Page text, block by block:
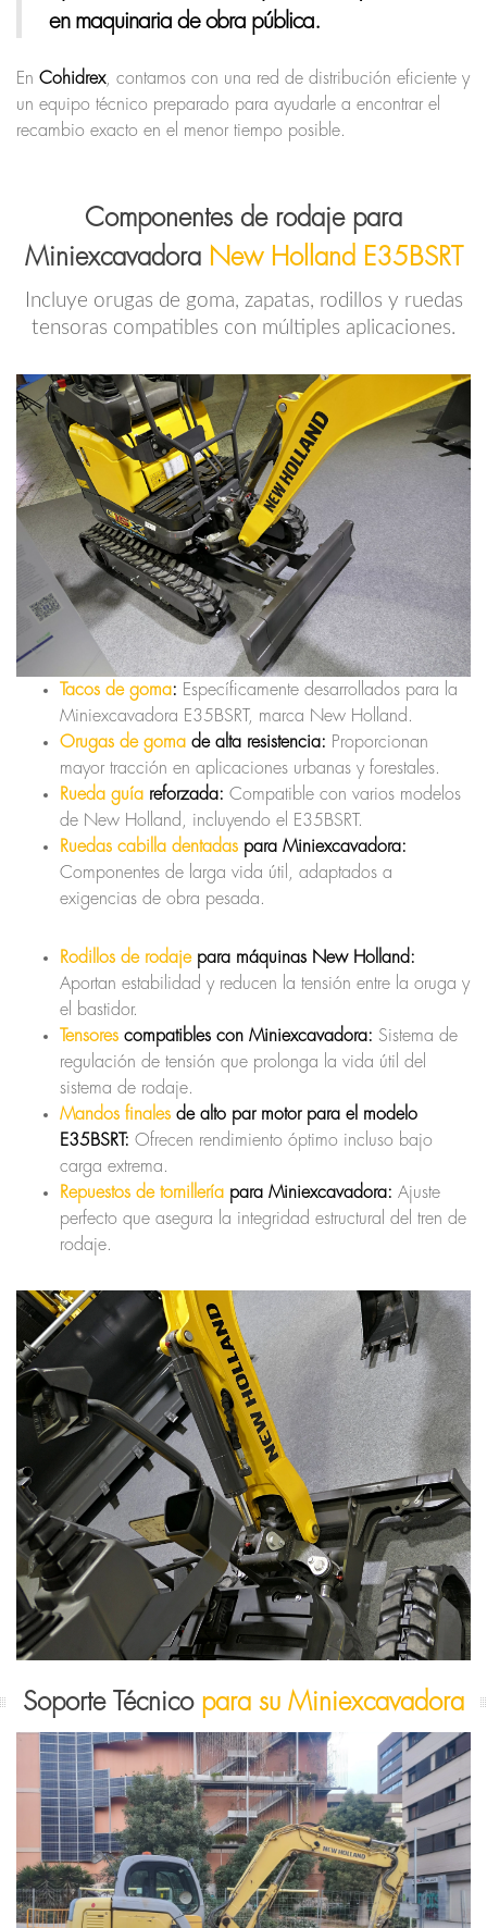
en maquinaria de obra pública.
En Cohidrex, contamos con una red de distribución eficiente y
un equipo técnico preparado para ayudarle a encontrar el
recambio exacto en el menor tiempo posible.
Componentes de rodaje para
Miniexcavadora New Holland E35BSRT
Incluye orugas de goma, zapatas, rodillos y ruedas
tensoras compatibles con múltiples aplicaciones.
Tacos de goma: Específicamente desarrollados para la
Miniexcavadora E35BSRT, marca New Holland.
Orugas de goma de alta resistencia: Proporcionan
mayor tracción en aplicaciones urbanas y forestales.
Rueda guía reforzada: Compatible con varios modelos
de New Holland, incluyendo el E35BSRT.
Ruedas cabilla dentadas para Miniexcavadora:
Componentes de larga vida útil, adaptados a
exigencias de obra pesada.
Rodillos de rodajepara máquinas New Holland:
Aportan estabilidad y reducen la tensión entre la oruga y
el bastidor.
Tensores compatibles con Miniexcavadora: Sistema de
regulación de tensión que prolonga la vida útil del
sistema de rodaje.
Mandos finales de alto par motor para el modelo
E35BSRT: Ofrecen rendimiento óptimo incluso bajo
carga extrema.
Repuestos de tornillería para Miniexcavadora: Ajuste
perfecto que asegura la integridad estructural del tren de
rodaje.
Soporte Técnico para su Miniexcavadora